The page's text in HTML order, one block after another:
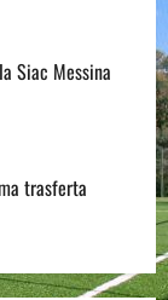
Siac Messina
trasferta